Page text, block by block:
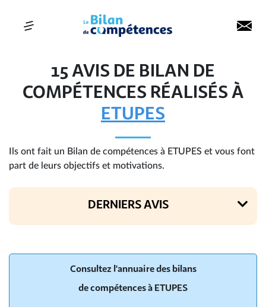
15 AVIS DE BILAN DE
COMPÉTENCES RÉALISÉS À
ETUPES
Ils ont fait un Bilan de compétences à ETUPES et vous font
part de leurs objectifs et motivations.
DERNIERS AVIS
Consultez l'annuaire des bilans
de compétences à ETUPES